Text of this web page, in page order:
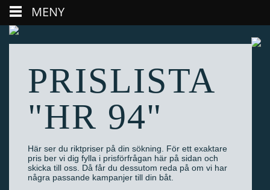
PRISLISTA
"HR 94"
Här ser du riktpriser på din sökning. För ett exaktare
pris ber vi dig fylla i prisförfrågan här på sidan och
skicka till oss. Då får du dessutom reda på om vi har
några passande kampanjer till din båt.
MENY